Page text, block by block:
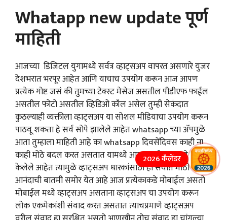
Whatapp new update पूर्ण
माहिती
आजच्या डिजिटल युगामध्ये सर्वत्र व्हाट्सअप वापरत असणारे युजर
देशभरात भरपूर आहेत आणि याचाच उपयोग करून आज आपण
प्रत्येक गोष्ट जसं की तुमच्या टेक्स्ट मेसेज असतील पीडीएफ फाईल
असतील फोटो असतील व्हिडिओ कॉल असेल तुम्ही सेकंदात
कुठल्याही व्यक्तीला व्हाट्सअप या सोशल मीडियाचा उपयोग करून
पाठवू शकता हे सर्व सोपे झालेले आहेत whatsapp च्या ॲपमुळे
आता तुम्हाला माहिती आहे का whatsapp दिवसेंदिवस काही ना
काही मोठे बदल करत असतात यामध्ये आता काही महत्त्वाचे बदल
केलेले आहेत त्यामुळे व्हाट्सअप धारकांसाठी ही सर्वात मोठी
आनंदाची बातमी समोर येत आहे आज प्रत्येकाकडे मोबाईल असतो
मोबाईल मध्ये व्हाट्सअप असताना व्हाट्सअप चा उपयोग करून
लोक एकमेकांशी संवाद करत असतात त्याचप्रमाणे व्हाट्सअप
2026 कॅलेंडर